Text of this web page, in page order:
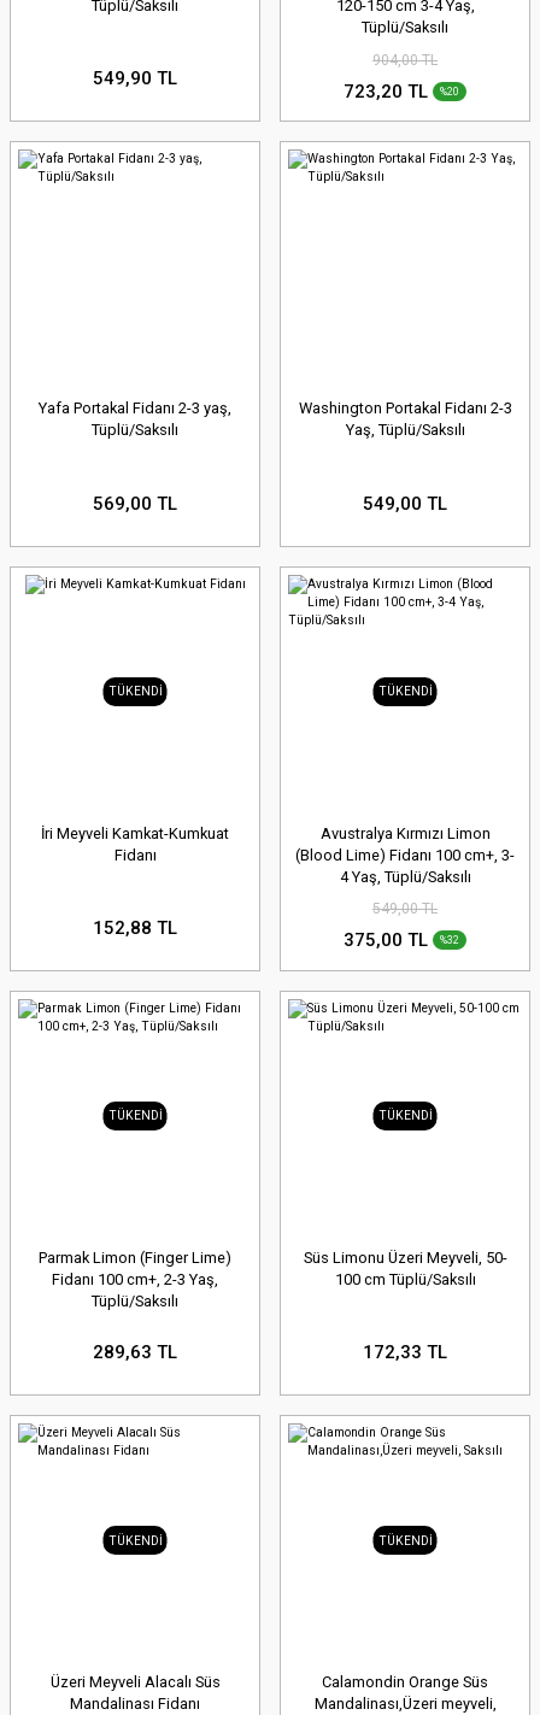
Tüplü/Saksılı
549,90 TL
120-150 cm 3-4 Yaş,
Tüplü/Saksılı
904,00 TL
723,20 TL %20
Yafa Portakal Fidanı 2-3 yaş,
Tüplü/Saksılı
569,00 TL
Washington Portakal Fidanı 2-3
Yaş, Tüplü/Saksılı
549,00 TL
TÜKENDİ
İri Meyveli Kamkat-Kumkuat
Fidanı
152,88 TL
TÜKENDİ
Avustralya Kırmızı Limon
(Blood Lime) Fidanı 100 cm+, 3-
4 Yaş, Tüplü/Saksılı
549,00 TL
375,00 TL %32
TÜKENDİ
Parmak Limon (Finger Lime)
Fidanı 100 cm+, 2-3 Yaş,
Tüplü/Saksılı
289,63 TL
TÜKENDİ
Süs Limonu Üzeri Meyveli, 50-
100 cm Tüplü/Saksılı
172,33 TL
TÜKENDİ
Üzeri Meyveli Alacalı Süs
Mandalinası Fidanı
TÜKENDİ
Calamondin Orange Süs
Mandalinası,Üzeri meyveli,